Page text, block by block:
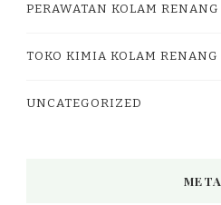
PERAWATAN KOLAM RENANG
TOKO KIMIA KOLAM RENANG
UNCATEGORIZED
META